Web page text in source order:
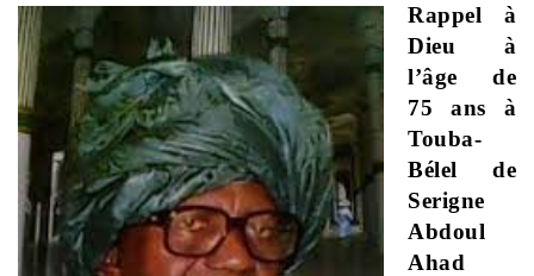
Rappel à
Dieu à
l’âge de
75 ans à
Touba-
Bélel de
Serigne
Abdoul
Ahad